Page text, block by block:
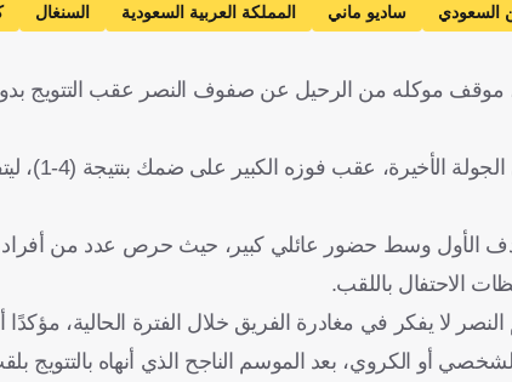
السعودي ساديو ماني المملكة العربية السعودية السنغال
موقف موكله من الرحيل عن صفوف النصر عقب التتويج
وكان النصر قد
الأول وسط حضور عائلي كبير، حيث حرص عدد من أفراد
الاحتفال باللقب.
لا يفكر في مغادرة الفريق خلال الفترة الحالية،
أو الكروي، بعد الموسم الناجح الذي أنهاه بالتتويج